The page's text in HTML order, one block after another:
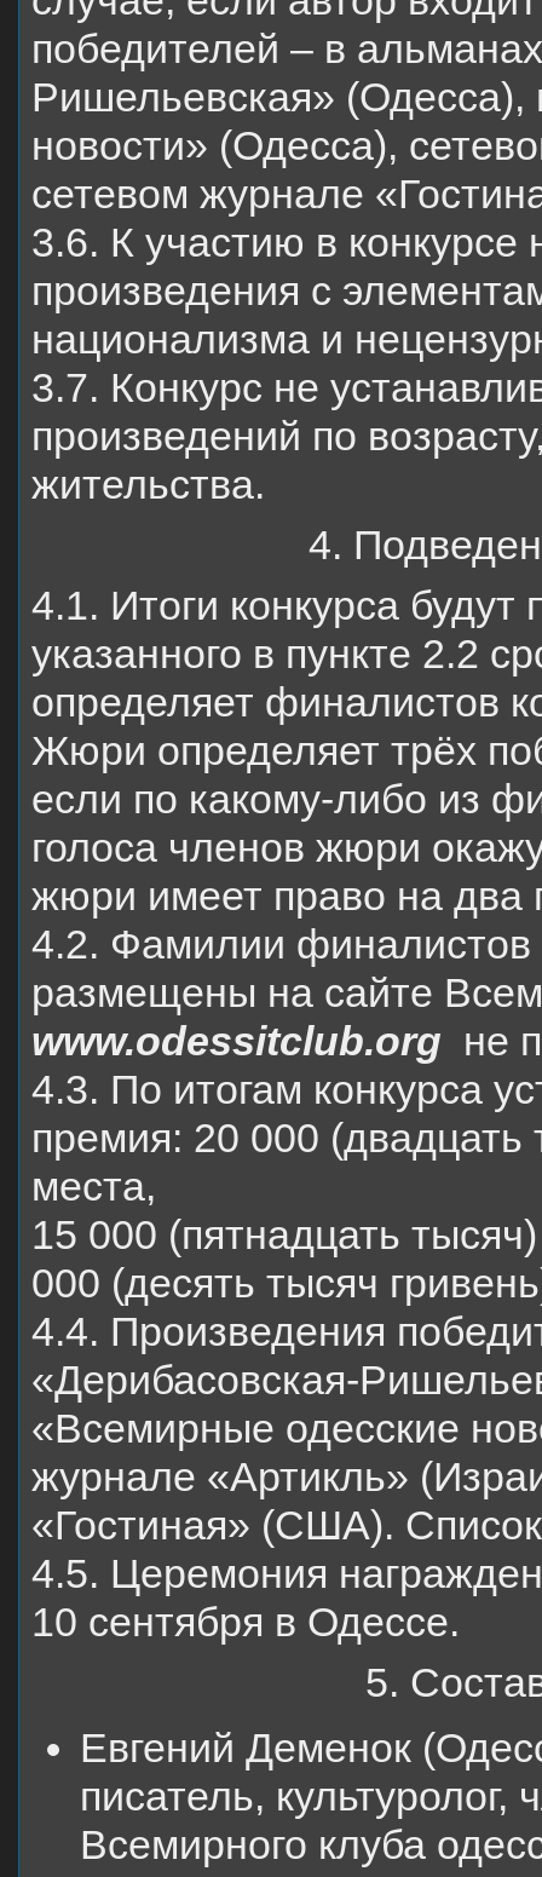
победителей – в
Ришельевская» (Одесса),
новости» (Одесса),
сетевом журнале
3.6. К участию в конкурсе
произведения с
национализма и
3.7. Конкурс не
произведений по
жительства.
4.
4.1. Итоги конкурса будут
указанного в пункте 2.2
определяет финалистов
Жюри определяет трёх
если по какому-либо из
голоса членов жюри
жюри имеет право на два
4.2. Фамилии финалистов
размещены на сайте
www.odessitclub.org не
4.3. По итогам конкурса
премия: 20 000 (двадцать
места,
15 000 (пятнадцать
000 (десять тысяч
4.4. Произведения
«Дерибасовская-
«Всемирные одесские
журнале «Артикль»
«Гостиная» (США).
4.5. Церемония
10 сентября в Одессе.
5.
Евгений Деменок
писатель, культуролог,
Всемирного клуба